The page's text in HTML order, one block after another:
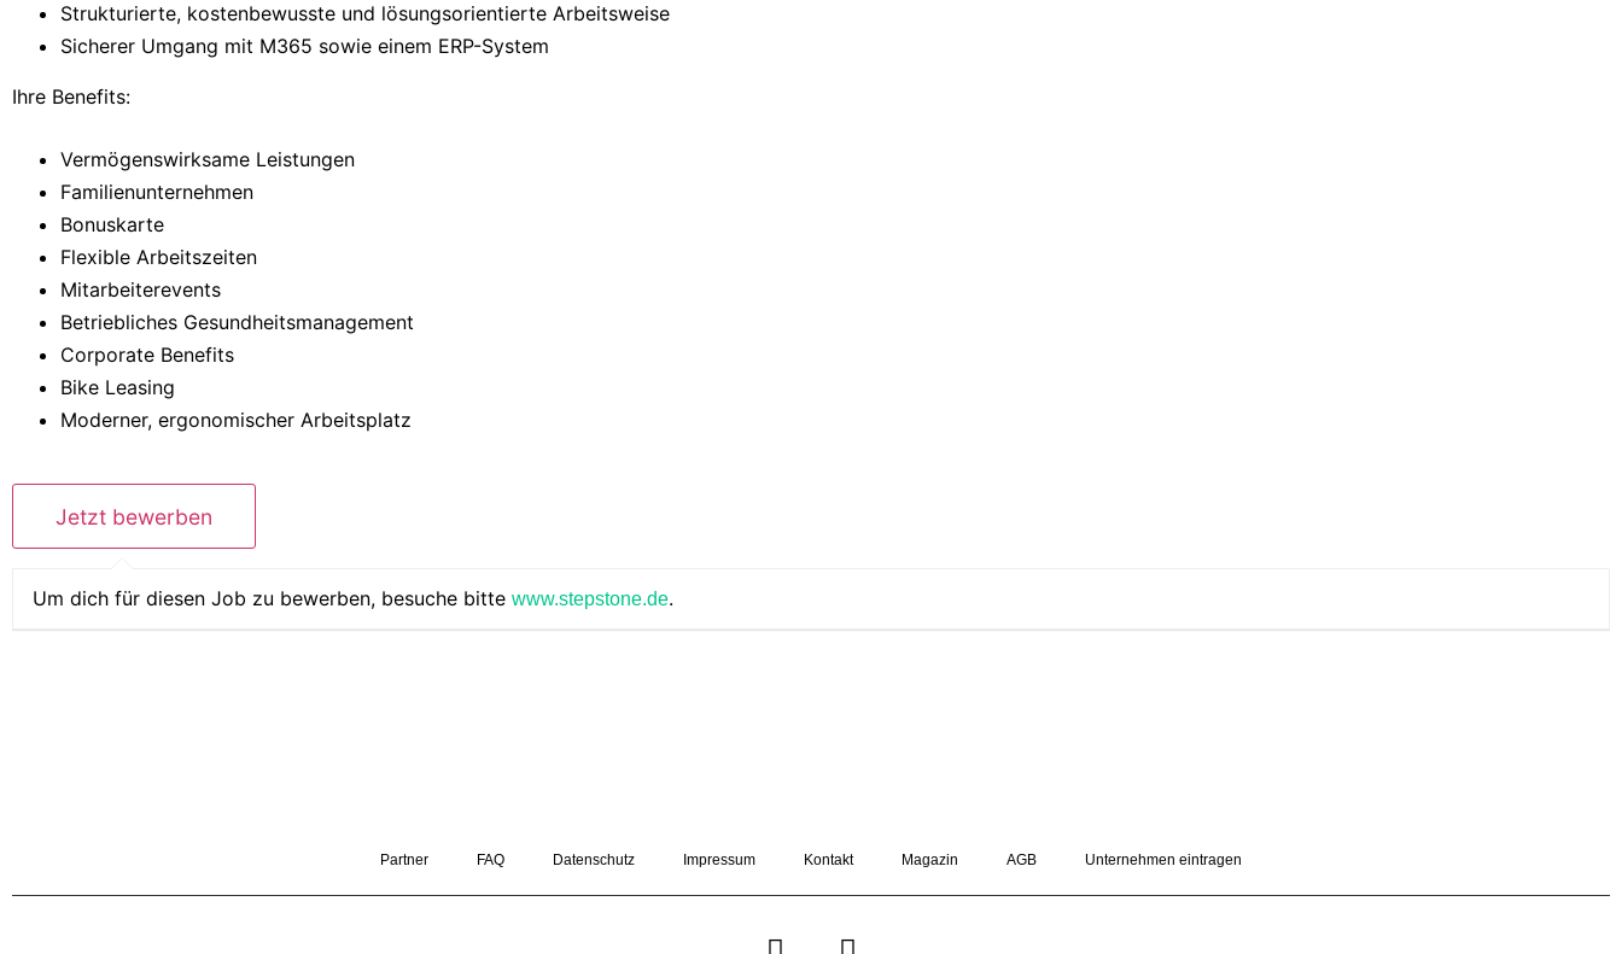
Strukturierte, kostenbewusste und lösungsorientierte Arbeitsweise
Sicherer Umgang mit M365 sowie einem ERP-System
Ihre Benefits:
Vermögenswirksame Leistungen
Familienunternehmen
Bonuskarte
Flexible Arbeitszeiten
Mitarbeiterevents
Betriebliches Gesundheitsmanagement
Corporate Benefits
Bike Leasing
Moderner, ergonomischer Arbeitsplatz
Um dich für diesen Job zu bewerben, besuche bitte www.stepstone.de.
Partner FAQ Datenschutz Impressum Kontakt Magazin AGB Unternehmen eintragen